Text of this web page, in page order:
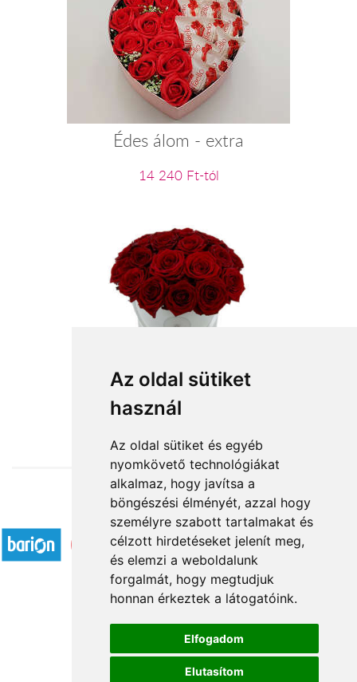
Az oldal sütiket
használ
Az oldal sütiket és egyéb
nyomkövető technológiákat
alkalmaz, hogy javítsa a
böngészési élményét, azzal hogy
személyre szabott tartalmakat és
célzott hirdetéseket jelenít meg,
és elemzi a weboldalunk
forgalmát, hogy megtudjuk
honnan érkeztek a látogatóink.
Elfogadom
Elutasítom
Édes álom - extra
14 240 Ft-tól
Valentin napi rózsák
56 400 Ft-tól
Elfogadott fizetési módok
Á.SZ.F.
Impresszum
Adatkezelési tájékoztató